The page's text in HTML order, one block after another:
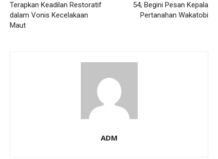
Terapkan Keadilan Restoratif
dalam Vonis Kecelakaan
Maut
54, Begini Pesan Kepala
Pertanahan Wakatobi
ADM